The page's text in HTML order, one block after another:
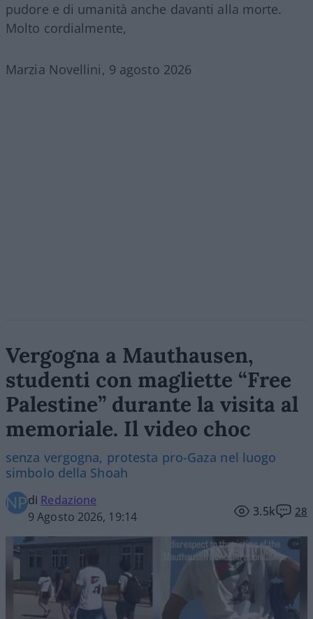
pudore e di umanità anche davanti alla morte.
Molto cordialmente,
Marzia Novellini, 9 agosto 2026
Vergogna a Mauthausen,
studenti con magliette “Free
Palestine” durante la visita al
memoriale. Il video choc
senza vergogna, protesta pro-Gaza nel luogo
simbolo della Shoah
di Redazione
9 Agosto 2026, 19:14
3.5k 28